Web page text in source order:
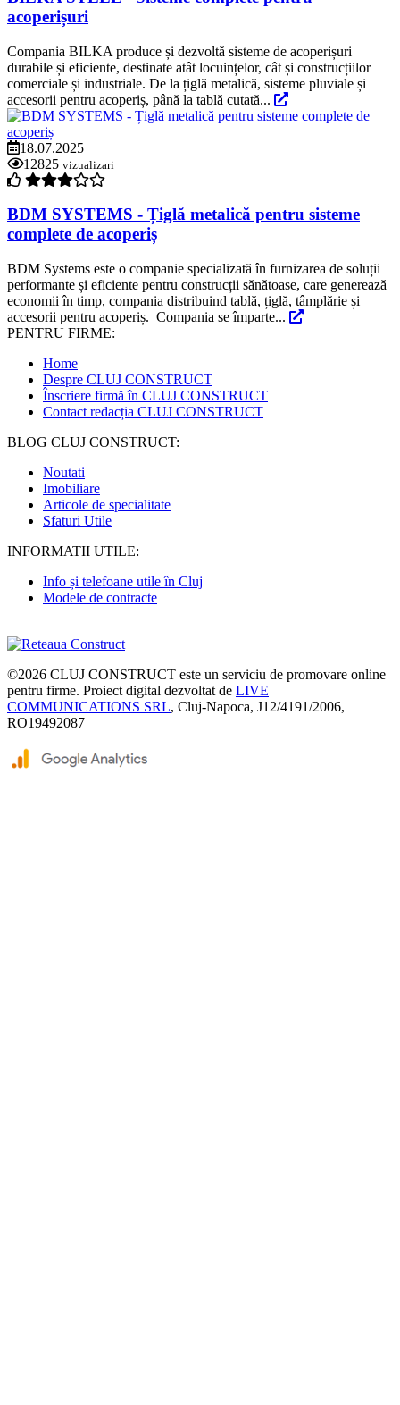
acoperișuri
Compania BILKA produce și dezvoltă sisteme de acoperișuri
durabile și eficiente, destinate atât locuințelor, cât și construcțiilor
comerciale și industriale. De la țiglă metalică, sisteme pluviale și
accesorii pentru acoperiș, până la tablă cutată...
18.07.2025
12825 vizualizari
BDM SYSTEMS - Țiglă metalică pentru sisteme
complete de acoperiș
BDM Systems este o companie specializată în furnizarea de soluții
performante și eficiente pentru construcții sănătoase, care generează
economii în timp, compania distribuind tablă, țiglă, tâmplărie și
accesorii pentru acoperiș. Compania se împarte...
PENTRU FIRME:
Home
Despre CLUJ CONSTRUCT
Înscriere firmă în CLUJ CONSTRUCT
Contact redacția CLUJ CONSTRUCT
BLOG CLUJ CONSTRUCT:
Noutati
Imobiliare
Articole de specialitate
Sfaturi Utile
INFORMATII UTILE:
Info și telefoane utile în Cluj
Modele de contracte
©2026 CLUJ CONSTRUCT este un serviciu de promovare online
pentru firme. Proiect digital dezvoltat de LIVE
COMMUNICATIONS SRL, Cluj-Napoca, J12/4191/2006,
RO19492087